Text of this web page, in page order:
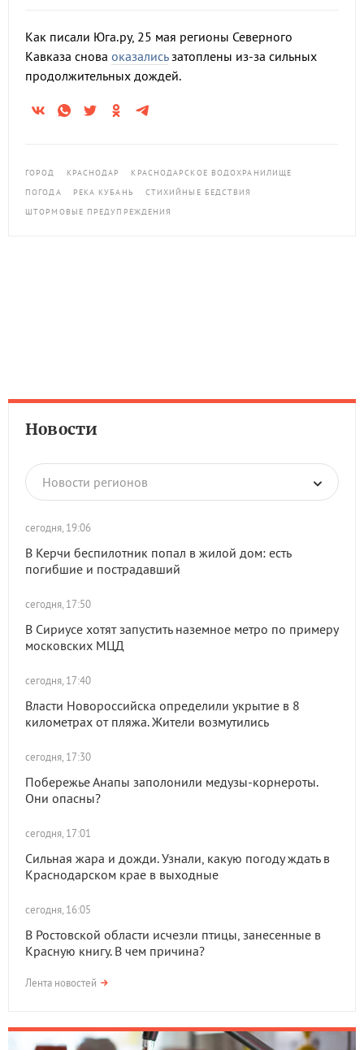
Как писали Юга.ру, 25 мая регионы Северного
Кавказа снова оказалисьзатоплены из-за сильных
продолжительных дождей.
ГОРОД КРАСНОДАР
КРАСНОДАРСКОЕ ВОДОХРАНИЛИЩЕ
ПОГОДА
РЕКА КУБАНЬ
СТИХИЙНЫЕ БЕДСТВИЯ
ШТОРМОВЫЕ ПРЕДУПРЕЖДЕНИЯ
Новости
Новости регионов
сегодня, 19:06
В Керчи беспилотник попал в жилой дом: есть
погибшие и пострадавший
сегодня, 17:50
В Сириусе хотят запустить наземное метро по примеру
московских МЦД
сегодня, 17:40
Власти Новороссийска определили укрытие в 8
километрах от пляжа. Жители возмутились
сегодня, 17:30
Побережье Анапы заполонили медузы-корнероты.
Они опасны?
сегодня, 17:01
Сильная жара и дожди. Узнали, какую погоду ждать в
Краснодарском крае в выходные
сегодня, 16:05
В Ростовской области исчезли птицы, занесенные в
Красную книгу. В чем причина?
Лента новостей